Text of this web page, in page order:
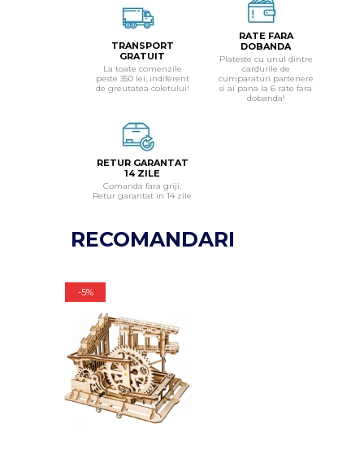
TRANSPORT
GRATUIT
La toate comenzile
peste 350 lei, indiferent
de greutatea coletului!
RATE FARA
DOBANDA
Plateste cu unul dintre
cardurile de
cumparaturi partenere
si ai pana la 6 rate fara
dobanda!
RETUR GARANTAT
14 ZILE
Comanda fara griji.
Retur garantat in 14 zile
RECOMANDARI
-5%